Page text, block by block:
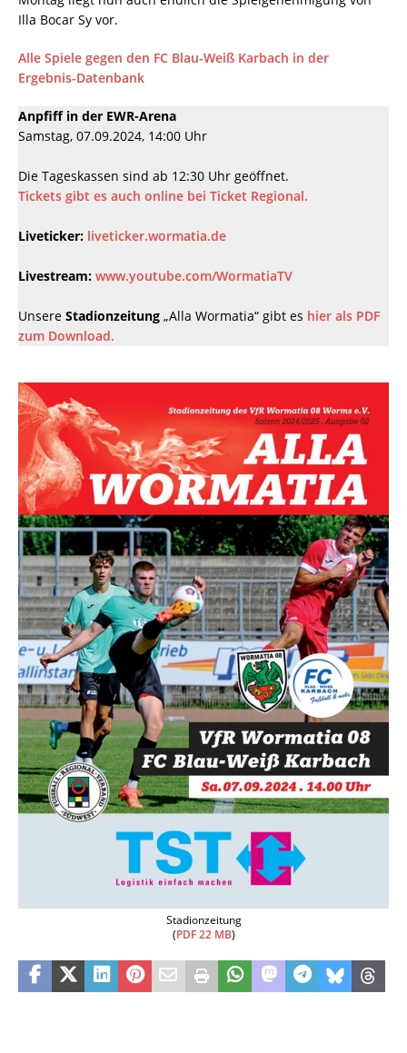
Illa Bocar Sy vor.
Alle Spiele gegen den FC Blau-Weiß Karbach in der
Ergebnis-Datenbank
Anpfiff in der EWR-Arena
Samstag, 07.09.2024, 14:00 Uhr
Die Tageskassen sind ab 12:30 Uhr geöffnet.
Tickets gibt es auch online bei Ticket Regional.
Liveticker: liveticker.wormatia.de
Livestream: www.youtube.com/WormatiaTV
Unsere Stadionzeitung „Alla Wormatia“ gibt es hier als PDF
zum Download.
Stadionzeitung
(PDF 22 MB)